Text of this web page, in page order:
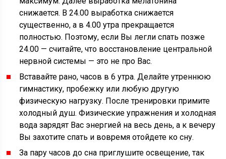
снижается. В 24.00 выработка снижается
существенно, а в 4.00 утра прекращается
полностью. Поэтому, если Вы легли спать позже
24.00 — считайте, что восстановление центральной
нервной системы — это не про Вас.
Вставайте рано, часов в 6 утра. Делайте утреннюю
гимнастику, пробежку или любую другую
физическую нагрузку. После тренировки примите
холодный душ. Физические упражнения и холодная
вода зарядят Вас энергией на весь день, а к вечеру
Вы захотите спать и вовремя отойдете ко сну.
За пару часов до сна приглушите освещение, так